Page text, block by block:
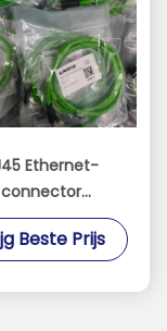
Ethernet-
connector
lengte
stekker PA
Beste Prijs